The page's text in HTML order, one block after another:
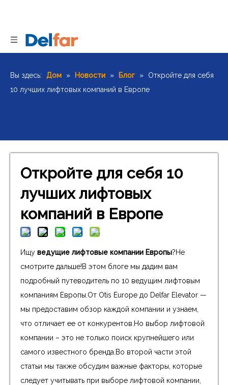
Вы здесь: Дом » Новости » Блог »
Откройте для себя
10 лучших лифтовых компаний в Европе
Откройте для себя 10
лучших лифтовых
компаний в Европе
Ищу ведущие лифтовые компании Европы?Не
смотрите дальше!В этом блоге мы дадим вам
подробный путеводитель по 10 ведущим лифтовым
компаниям Европы.От Otis Europe до Delfar Elevator —
мы предоставим обзор каждой компании и узнаем,
что отличает ее от конкурентов.Но выбор лифтовой
компании – это не только поиск крупнейшего или
самого известного бренда.Во второй части этой
статьи мы также обсудим важные факторы, которые
следует учитывать при выборе лифтовой компании,